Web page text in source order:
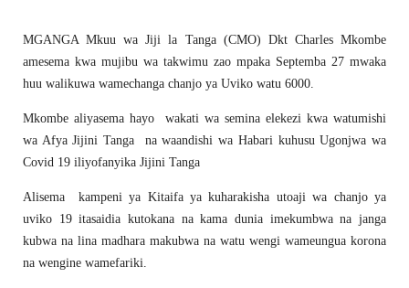
MGANGA Mkuu wa Jiji la Tanga (CMO) Dkt Charles Mkombe
amesema kwa mujibu wa takwimu zao mpaka Septemba 27 mwaka
huu walikuwa wamechanga chanjo ya Uviko watu 6000.
Mkombe aliyasema hayo wakati wa semina elekezi kwa watumishi
wa Afya Jijini Tanga na waandishi wa Habari kuhusu Ugonjwa wa
Covid 19 iliyofanyika Jijini Tanga
Alisema kampeni ya Kitaifa ya kuharakisha utoaji wa chanjo ya
uviko 19 itasaidia kutokana na kama dunia imekumbwa na janga
kubwa na lina madhara makubwa na watu wengi wameungua korona
na wengine wamefariki.